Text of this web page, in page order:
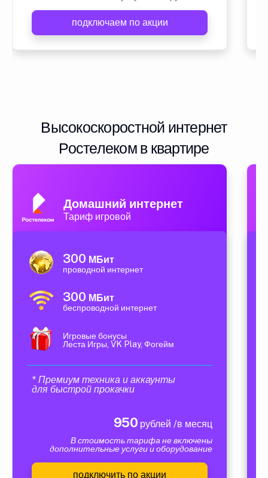
подключаем по акции
Высокоскоростной интернет
Ростелеком в квартире
Домашний интернет
Тариф игровой
300 МБит
проводной интернет
300 МБит
беспроводной интернет
Игровые бонусы
Леста Игры, VK Play, Фогейм
* Премиум техника и аккаунты
для быстрой прокачки
950 рублей /в месяц
В стоимость тарифа не включены
дополнительные услуги и оборудование
подключить по акции